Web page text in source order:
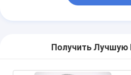
Получить Лучшую